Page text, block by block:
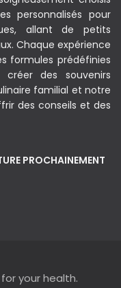
personnalisés pour
allant de petits
Chaque expérience
formules prédéfinies
des souvenirs
familial et notre
des conseils et des
PROCHAINEMENT
your health.